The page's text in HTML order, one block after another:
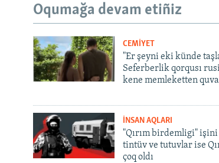
Oqumağa devam etiñiz
CEMİYET
"Er şeyni eki künde
Seferberlik qorqusı
kene memleketten quva
İNSAN AQLARI
"Qırım birdemligi" işini
tintüv ve tutuvlar ise
çoq oldı